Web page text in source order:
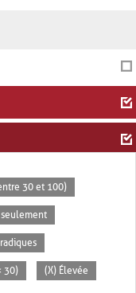
30 et 100)
seulement
30) (X) Élevée